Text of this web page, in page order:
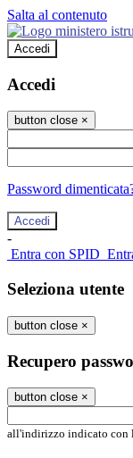
Salta al contenuto
Accedi
Accedi
button close ×
Password
-
Entra con SPID
Seleziona utente
button close ×
Recupero
button close ×
all'indirizzo indicato con